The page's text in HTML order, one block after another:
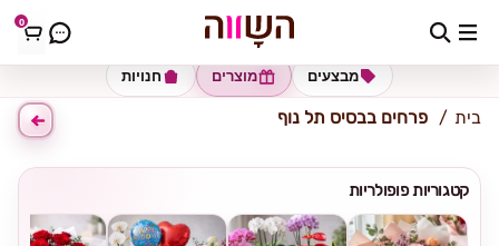
0 כתובת למשלוח הזינו כתובת
חנויות מוצרים מבצעים
בית פרחים בבסיס תל נוף
קטגוריות פופולריות